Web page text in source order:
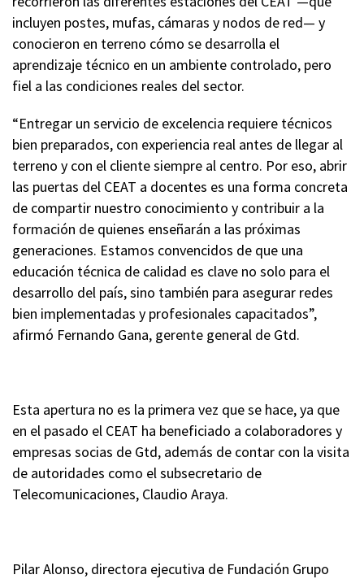
incluyen postes, mufas, cámaras y nodos de red— y
conocieron en terreno cómo se desarrolla el
aprendizaje técnico en un ambiente controlado, pero
fiel a las condiciones reales del sector.
“Entregar un servicio de excelencia requiere técnicos
bien preparados, con experiencia real antes de llegar al
terreno y con el cliente siempre al centro. Por eso, abrir
las puertas del CEAT a docentes es una forma concreta
de compartir nuestro conocimiento y contribuir a la
formación de quienes enseñarán a las próximas
generaciones. Estamos convencidos de que una
educación técnica de calidad es clave no solo para el
desarrollo del país, sino también para asegurar redes
bien implementadas y profesionales capacitados”,
afirmó Fernando Gana, gerente general de Gtd.
Esta apertura no es la primera vez que se hace, ya que
en el pasado el CEAT ha beneficiado a colaboradores y
empresas socias de Gtd, además de contar con la visita
de autoridades como el subsecretario de
Telecomunicaciones, Claudio Araya.
Pilar Alonso, directora ejecutiva de Fundación Grupo